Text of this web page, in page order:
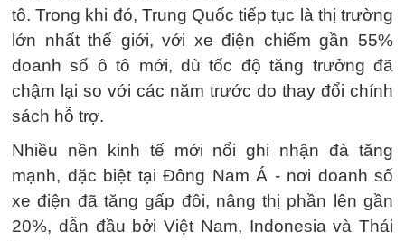
tô. Trong khi đó, Trung Quốc tiếp tục là thị trường
lớn nhất thế giới, với xe điện chiếm gần 55%
doanh số ô tô mới, dù tốc độ tăng trưởng đã
chậm lại so với các năm trước do thay đổi chính
sách hỗ trợ.
Nhiều nền kinh tế mới nổi ghi nhận đà tăng
mạnh, đặc biệt tại Đông Nam Á - nơi doanh số
xe điện đã tăng gấp đôi, nâng thị phần lên gần
20%, dẫn đầu bởi Việt Nam, Indonesia và Thái